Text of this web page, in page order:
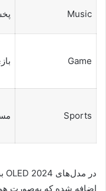
Music
Game
Sports
در مدل‌های OLED 2024 به بعد، گزینه‌ای به نام
اضافه شده که به‌صورت